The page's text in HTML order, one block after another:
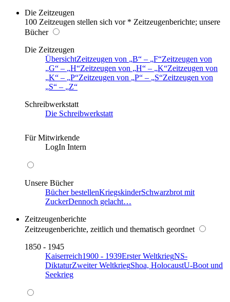
Die Zeitzeugen
100 Zeitzeugen stellen sich vor * Zeitzeugenberichte; unsere
Bücher
Die Zeitzeugen
ÜbersichtZeitzeugen von B – F Zeitzeugen von
G
– H Zeitzeugen von H – K Zeitzeugen von
K
– P Zeitzeugen von P – S Zeitzeugen von
S
–
Z
Schreibwerkstatt
Die Schreibwerkstatt
Für Mitwirkende
LogIn Intern
Unsere Bücher
Bücher bestellenKriegskinderSchwarzbrot mit
ZuckerDennoch gelacht…
Zeitzeugenberichte
Zeitzeugenberichte, zeitlich und thematisch geordnet
1850 - 1945
Kaiserreich1900 - 1939Erster WeltkriegNS-
DiktaturZweiter WeltkriegShoa, HolocaustU-Boot und
Seekrieg